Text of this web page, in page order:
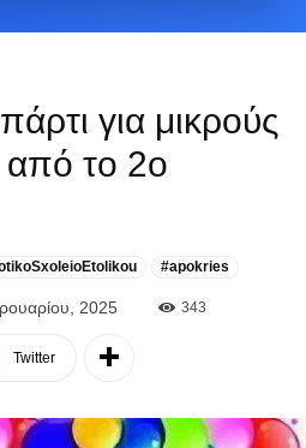
για μικρούς
από το 2ο
#apokries
2025 343
Twitter